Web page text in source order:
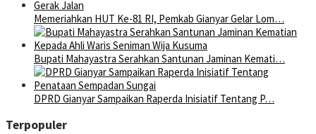
Memeriahkan HUT Ke-81 RI, Pemkab Gianyar Gelar Lom…
Bupati Mahayastra Serahkan Santunan Jaminan Kemati…
DPRD Gianyar Sampaikan Raperda Inisiatif Tentang P…
Terpopuler